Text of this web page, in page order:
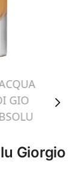
Giorgio